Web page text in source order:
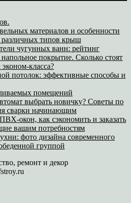
материалов и особенности
типов крыш
чугунных ванн: рейтинг
покрытие. Сколько стоят
класса?
потолок: эффективные способы и
помещений
выбрать новичку? Советы по
сварки начинающим
окон, как сэкономить и заказать
вашим потребностям
фото дизайна современного
группой
ремонт и декор